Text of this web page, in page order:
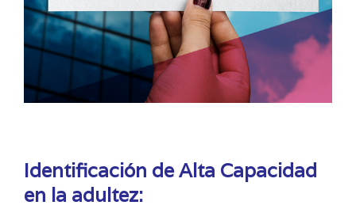
Identificación de Alta Capacidad
en la adultez: